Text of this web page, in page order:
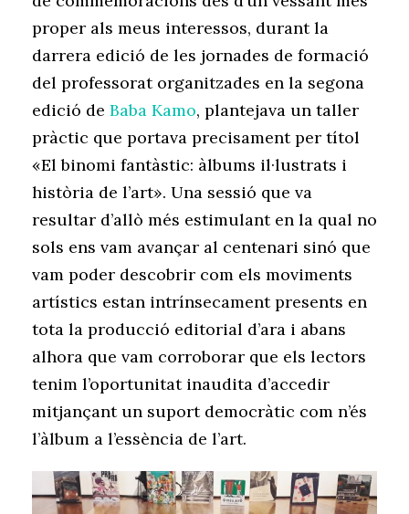
proper als meus interessos, durant la
darrera edició de les jornades de formació
del professorat organitzades en la segona
edició de Baba Kamo, plantejava un taller
pràctic que portava precisament per títol
«El binomi fantàstic: àlbums il·lustrats i
història de l’art». Una sessió que va
resultar d’allò més estimulant en la qual no
sols ens vam avançar al centenari sinó que
vam poder descobrir com els moviments
artístics estan intrínsecament presents en
tota la producció editorial d’ara i abans
alhora que vam corroborar que els lectors
tenim l’oportunitat inaudita d’accedir
mitjançant un suport democràtic com n’és
l’àlbum a l’essència de l’art.